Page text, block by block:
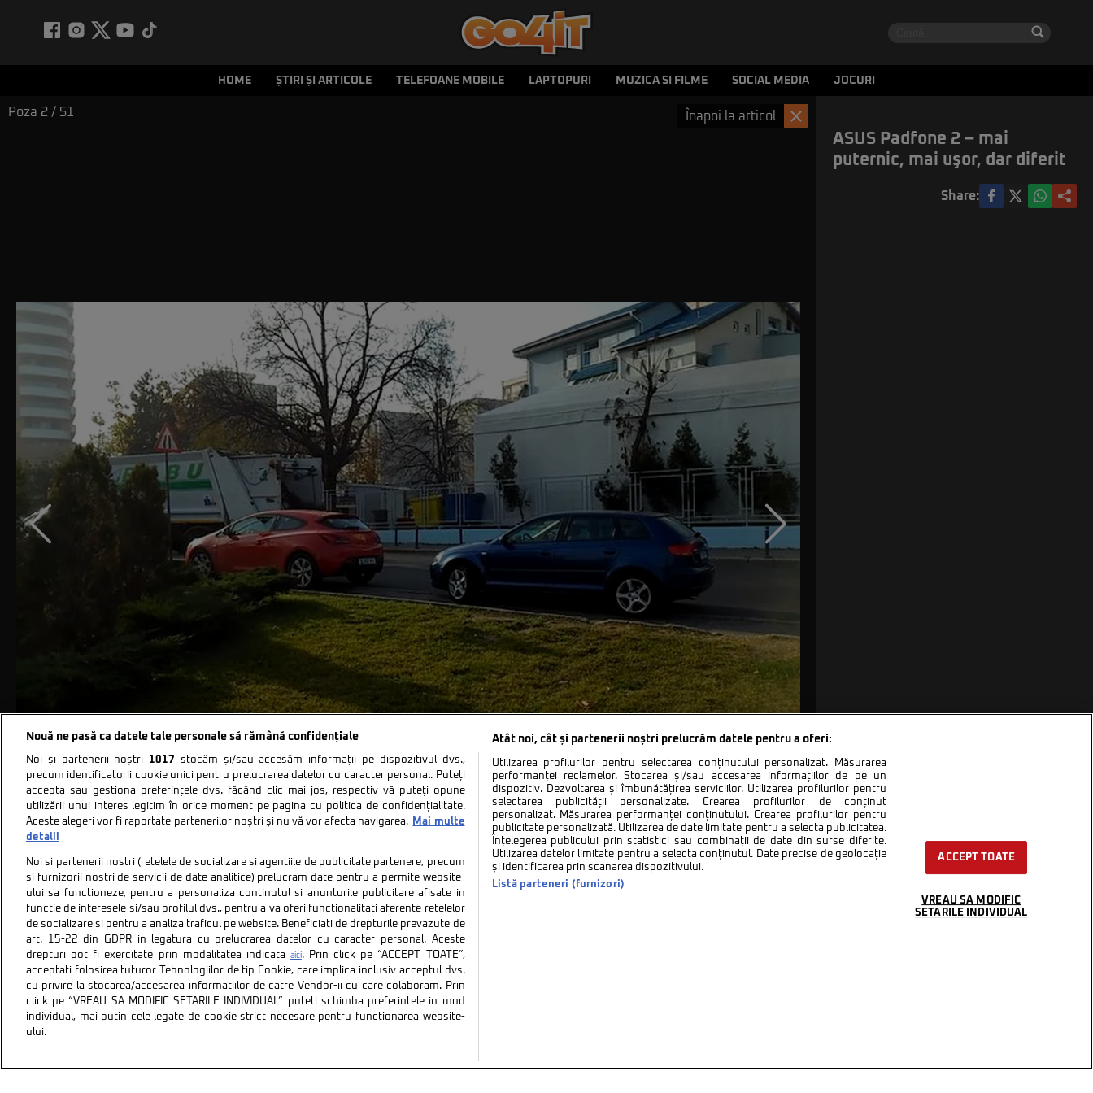
HOME ȘTIRI ȘI ARTICOLE TELEFOANE MOBILE LAPTOPURI MUZICA SI FILME SOCIAL MEDIA JOCURI
Poza 2 / 51 Înapoi la articol
ASUS Padfone 2 – mai
puternic, mai uşor, dar diferit
Share:
Politica de confidentialitate Politica de cookies
Nouă ne pasă ca datele tale personale să rămână confidențiale
Noi și partenerii noștri 1017 stocăm și/sau accesăm informații pe dispozitivul dvs.,
precum identificatorii cookie unici pentru prelucrarea datelor cu caracter personal. Puteți
accepta sau gestiona preferințele dvs. făcând clic mai jos, respectiv vă puteți opune
utilizării unui interes legitim în orice moment pe pagina cu politica de confidențialitate.
Aceste alegeri vor fi raportate partenerilor noștri și nu vă vor afecta navigarea.
Mai multe
detalii
Noi si partenerii nostri (retelele de socializare si agentiile de publicitate partenere, precum
si furnizorii nostri de servicii de date analitice) prelucram date pentru a permite website-
ului sa functioneze, pentru a personaliza continutul si anunturile publicitare afisate in
functie de interesele si/sau profilul dvs., pentru a va oferi functionalitati aferente retelelor
de socializare si pentru a analiza traficul pe website. Beneficiati de drepturile prevazute de
art. 15-22 din GDPR in legatura cu prelucrarea datelor cu caracter personal. Aceste
drepturi pot fi exercitate prin modalitatea indicata
aici. Prin click pe “ACCEPT TOATE”,
acceptati folosirea tuturor Tehnologiilor de tip Cookie, care implica inclusiv acceptul dvs.
cu privire la stocarea/accesarea informatiilor de catre Vendor-ii cu care colaboram. Prin
click pe “VREAU SA MODIFIC SETARILE INDIVIDUAL” puteti schimba preferintele in mod
individual, mai putin cele legate de cookie strict necesare pentru functionarea website-
ului.
Atât noi, cât și partenerii noștri prelucrăm datele pentru a oferi:
Utilizarea profilurilor pentru selectarea conținutului personalizat. Măsurarea
performanței reclamelor. Stocarea și/sau accesarea informațiilor de pe un
dispozitiv. Dezvoltarea și îmbunătățirea serviciilor. Utilizarea profilurilor pentru
selectarea publicității personalizate. Crearea profilurilor de conținut
personalizat. Măsurarea performanței conținutului. Crearea profilurilor pentru
publicitate personalizată. Utilizarea de date limitate pentru a selecta publicitatea.
Înțelegerea publicului prin statistici sau combinații de date din surse diferite.
Utilizarea datelor limitate pentru a selecta conținutul. Date precise de geolocație
și identificarea prin scanarea dispozitivului.
Listă parteneri (furnizori)
ACCEPT TOATE
VREAU SA MODIFIC
SETARILE INDIVIDUAL